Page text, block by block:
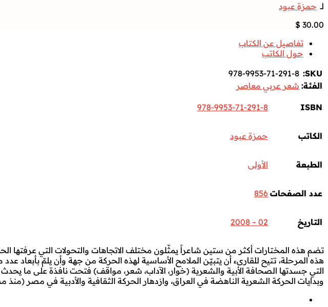
لــ حمزة عبود
$ 30.00
تفاصيل عن الكتاب
حول الكاتب
SKU:
978-9953-71-291-8
الفئة: شعر عربي معاصر
ISBN
978-9953-71-291-8
الكاتب حمزة عبود
الطبعة الأولى
عدد الصفحات 856
التاريخ 02 – 2008
تضم هذه المختارات أكثر من ستين شاعراً يمثّلون مختلف الاتجاهات والتحولات التي
هذه المرحلة، تتيح للقارىء أن يتبيّن الملامح الأساسية لهذه الحركة من جهة وأن يلمّ بأبعاد
التي جسدتها الصحافة الأبية والشعرية (خوار، الآداب، شعر، مواقف) فتحت نافذة على ما
وبدايات الحركة الشعرية الناهضة في العراق، وازدهار الحركة الثقافية والأدبية في مصر